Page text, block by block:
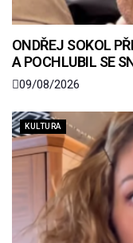
ONDŘEJ SOKOL
A POCHLUBIL SE
09/08/2026
KULTURA